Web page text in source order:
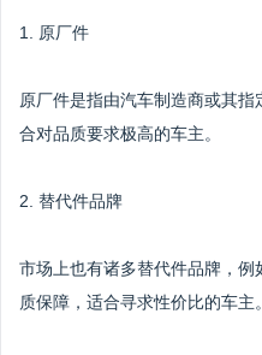
1. 原厂件
原厂件是指由汽车制造商或其
合对品质要求极高的车主。
2. 替代件品牌
市场上也有诸多替代件品牌，
质保障，适合寻求性价比的车主。